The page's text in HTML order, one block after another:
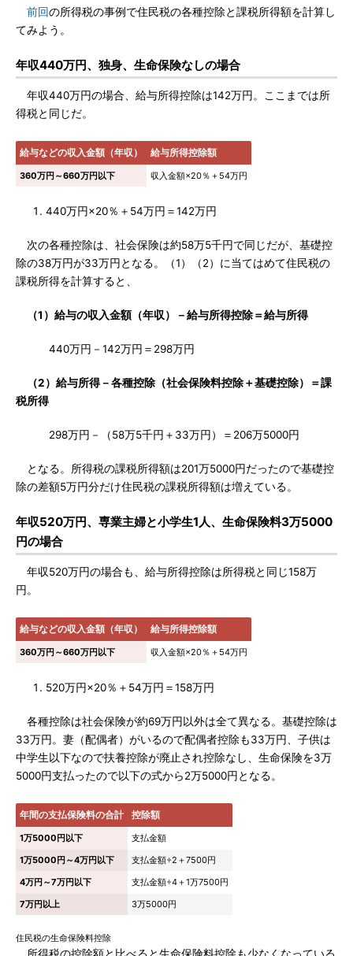
前回の所得税の事例で住民税の各種控除と課税所得額を計算し
てみよう。
年収440万円、独身、生命保険なしの場合
年収440万円の場合、給与所得控除は142万円。ここまでは所
得税と同じだ。
給与などの収入金額（年収） 給与所得控除額
360万円～660万円以下 収入金額×20％＋54万円
440万円×20％＋54万円＝142万円
次の各種控除は、社会保険は約58万5千円で同じだが、基礎控
除の38万円が33万円となる。（1）（2）に当てはめて住民税の
課税所得を計算すると、
（1）給与の収入金額（年収）－給与所得控除＝給与所得
440万円－142万円＝298万円
（2）給与所得－各種控除（社会保険料控除＋基礎控除）＝課
税所得
298万円－（58万5千円＋33万円）＝206万5000円
となる。所得税の課税所得額は201万5000円だったので基礎控
除の差額5万円分だけ住民税の課税所得額は増えている。
年収520万円、専業主婦と小学生1人、生命保険料3万5000
円の場合
年収520万円の場合も、給与所得控除は所得税と同じ158万
円。
給与などの収入金額（年収） 給与所得控除額
360万円～660万円以下 収入金額×20％＋54万円
520万円×20％＋54万円＝158万円
各種控除は社会保険が約69万円以外は全て異なる。基礎控除は
33万円。妻（配偶者）がいるので配偶者控除も33万円、子供は
中学生以下なので扶養控除が廃止され控除なし、生命保険を3万
5000円支払ったので以下の式から2万5000円となる。
年間の支払保険料の合計 控除額
1万5000円以下
支払金額
1万5000円～4万円以下
支払金額÷2＋7500円
4万円～7万円以下
支払金額÷4＋1万7500円
7万円以上
3万5000円
住民税の生命保険料控除